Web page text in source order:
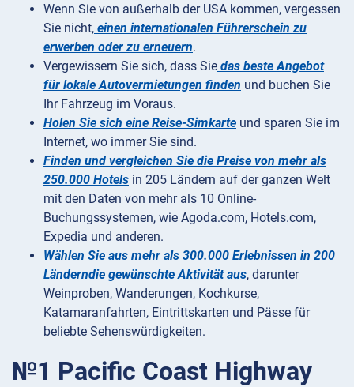
Wenn Sie von außerhalb der USA kommen, vergessen
Sie nicht, einen internationalen Führerschein zu
erwerben oder zu erneuern.
Vergewissern Sie sich, dass Sie das beste Angebot
für lokale Autovermietungen finden und buchen Sie
Ihr Fahrzeug im Voraus.
Holen Sie sich eine Reise-Simkarte und sparen Sie im
Internet, wo immer Sie sind.
Finden und vergleichen Sie die Preise von mehr als
250.000 Hotels in 205 Ländern auf der ganzen Welt
mit den Daten von mehr als 10 Online-
Buchungssystemen, wie Agoda.com, Hotels.com,
Expedia und anderen.
Wählen Sie aus mehr als 300.000 Erlebnissen in 200
Länderndie gewünschte Aktivität aus, darunter
Weinproben, Wanderungen, Kochkurse,
Katamaranfahrten, Eintrittskarten und Pässe für
beliebte Sehenswürdigkeiten.
№1 Pacific Coast Highway